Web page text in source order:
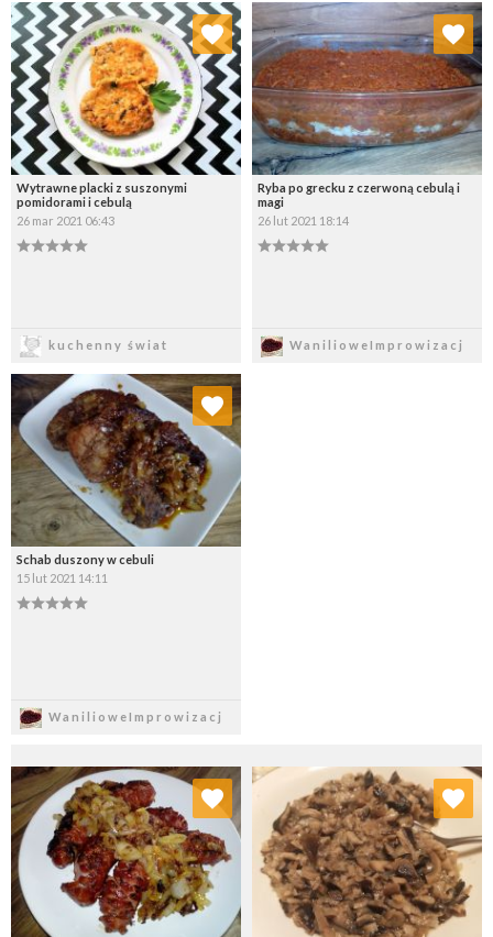
Wytrawne placki z suszonymi
pomidorami i cebulą
26 mar 2021 06:43
kuchenny świat
Dodaj do ulubionych
Wybierz listę:
Ryba po grecku z czerwoną cebulą i
magi
26 lut 2021 18:14
WanilioweImprowizacj
Dodaj do ulubionych
Wybierz listę:
Schab duszony w cebuli
15 lut 2021 14:11
WanilioweImprowizacj
Dodaj do ulubionych
Wybierz listę:
Dodaj do ulubionych
Wybierz listę:
Dodaj do ulubionych
Wybierz listę: